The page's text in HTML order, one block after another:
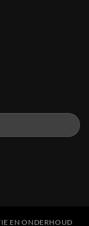
EN ONDERHOUD